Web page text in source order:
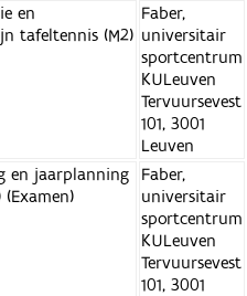
en
tafeltennis (M2)
Faber,
universitair
sportcentrum
KULeuven
Tervuursevest
101, 3001
Leuven
en jaarplanning Faber,
universitair
sportcentrum
KULeuven
Tervuursevest
101, 3001